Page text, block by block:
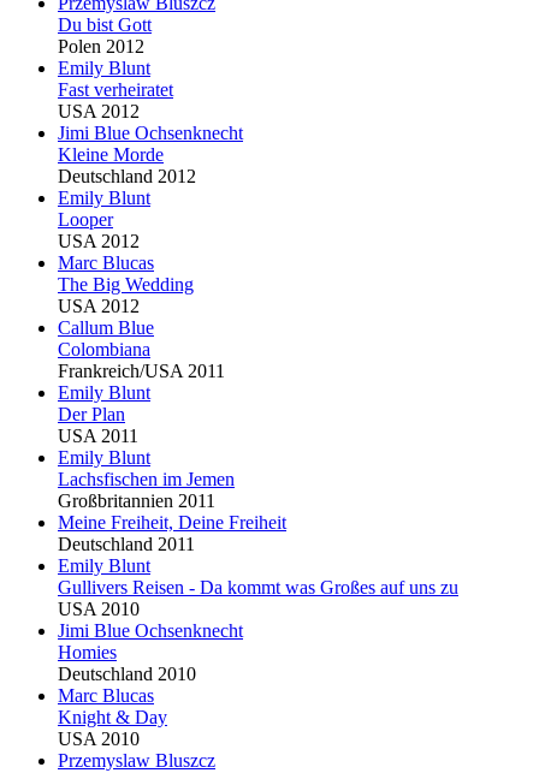
Du bist Gott
Polen 2012
Emily Blunt
Fast verheiratet
USA 2012
Jimi Blue Ochsenknecht
Kleine Morde
Deutschland 2012
Emily Blunt
Looper
USA 2012
Marc Blucas
The Big Wedding
USA 2012
Callum Blue
Colombiana
Frankreich/USA 2011
Emily Blunt
Der Plan
USA 2011
Emily Blunt
Lachsfischen im Jemen
Großbritannien 2011
Meine Freiheit, Deine Freiheit
Deutschland 2011
Emily Blunt
Gullivers Reisen - Da kommt was Großes auf uns zu
USA 2010
Jimi Blue Ochsenknecht
Homies
Deutschland 2010
Marc Blucas
Knight & Day
USA 2010
Przemyslaw Bluszcz